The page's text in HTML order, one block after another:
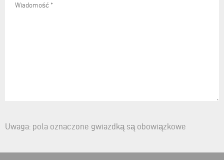
Uwaga: pola oznaczone gwiazdką są obowiązkowe